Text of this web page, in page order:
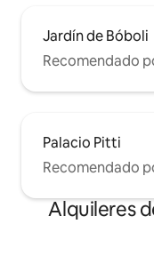
Jardín de Bóboli
Recomendado
Palacio Pitti
Recomendado
Alquileres